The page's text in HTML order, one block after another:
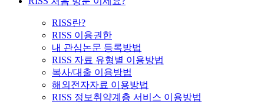
RISS란?
RISS 이용권한
내 관심논문 등록방법
RISS 자료 유형별 이용방법
복사/대출 이용방법
해외전자자료 이용방법
RISS 정보취약계층 서비스 이용방법